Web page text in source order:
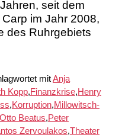
seit dem
im Jahr 2008,
des Ruhrgebiets
mitAnja
Kopp,Finanzkrise,Henry
,Korruption,Millowitsch-
Otto Beatus,Peter
Zervoulakos,Theater